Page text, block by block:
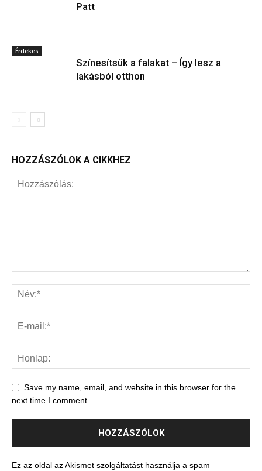
Patt
Érdekes
Színesítsük a falakat – Így lesz a
lakásból otthon
HOZZÁSZÓLOK A CIKKHEZ
Save my name, email, and website in this browser for the
next time I comment.
Ez az oldal az Akismet szolgáltatást használja a spam